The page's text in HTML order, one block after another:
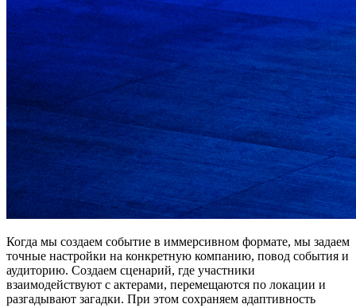
Когда мы создаем событие в иммерсивном формате, мы задаем
точные настройки на конкретную компанию, повод события и
аудиторию. Создаем сценарий, где участники
взаимодействуют с актерами, перемещаются по локации и
разгадывают загадки. При этом сохраняем адаптивность